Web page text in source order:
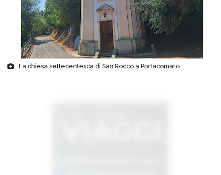
La chiesa settecentesca di San Rocco a Portacomaro